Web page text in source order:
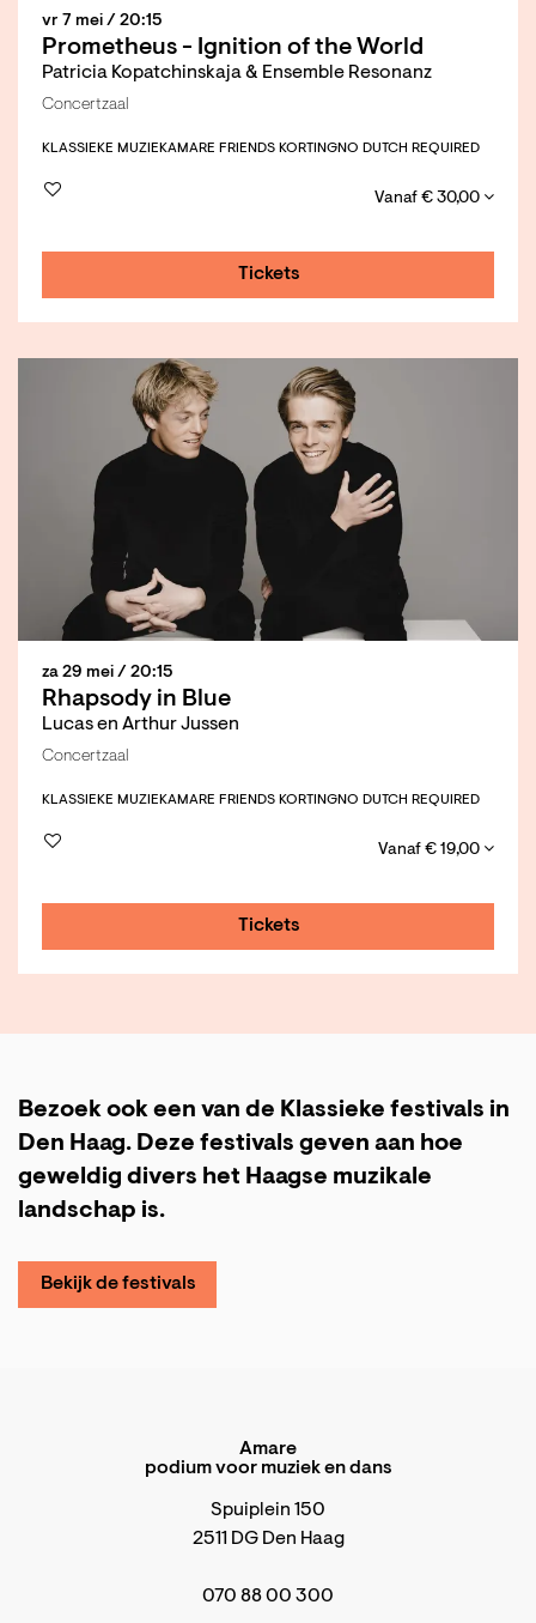
Prometheus - Ignition of the World
Patricia Kopatchinskaja & Ensemble Resonanz
vr 7 mei / 20:15
Concertzaal
KLASSIEKE MUZIEKAMARE FRIENDS KORTINGNO DUTCH REQUIRED
Vanaf € 30,00
Tickets
Rhapsody in Blue
Lucas en Arthur Jussen
za 29 mei / 20:15
Concertzaal
KLASSIEKE MUZIEKAMARE FRIENDS KORTINGNO DUTCH REQUIRED
Vanaf € 19,00
Tickets
Bezoek ook een van de Klassieke festivals in
Den Haag. Deze festivals geven aan hoe
geweldig divers het Haagse muzikale
landschap is.
Bekijk de festivals
Amare
podium voor muziek en dans
Spuiplein 150
2511 DG Den Haag
070 88 00 300